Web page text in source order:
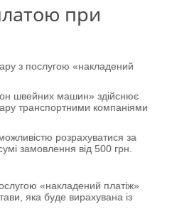
при
з послугою «накладений
швейних машин» здійснює
транспортними компаніями
розрахуватися за
замовлення від 500 грн.
«накладений платіж»
яка буде вирахувана із